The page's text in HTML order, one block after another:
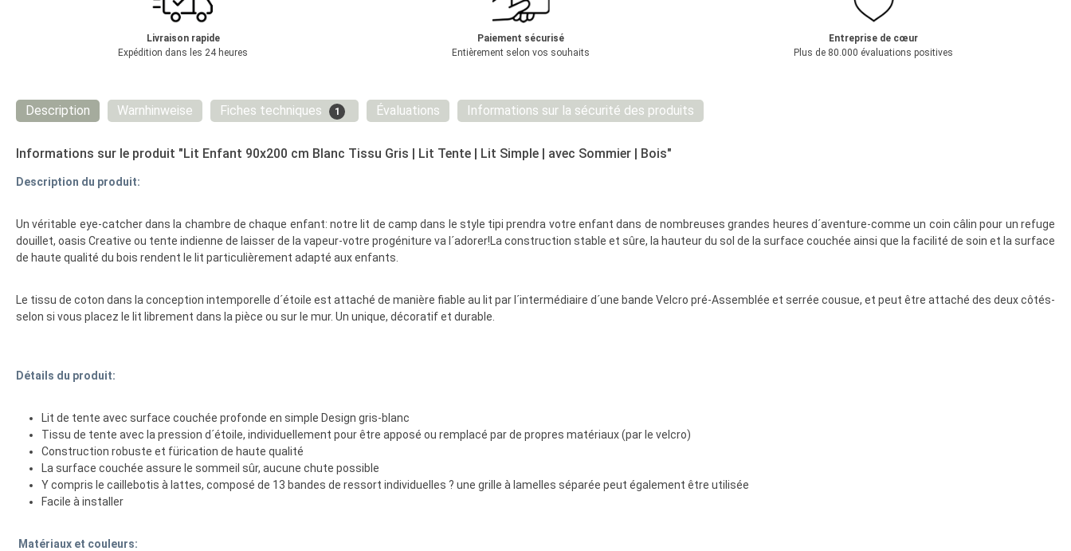
Livraison rapide
Expédition dans les 24 heures
Paiement sécurisé
Entièrement selon vos souhaits
Entreprise de cœur
Plus de 80.000 évaluations positives
Description Warnhinweise Fiches techniques 1 Évaluations Informations sur la sécurité des produits
Informations sur le produit "Lit Enfant 90x200 cm Blanc Tissu Gris | Lit Tente | Lit Simple | avec Sommier | Bois"
Description du produit:
Un véritable eye-catcher dans la chambre de chaque enfant: notre lit de camp dans le style tipi prendra votre enfant dans de nombreuses grandes heures d´aventure-comme un coin câlin pour un refuge
douillet, oasis Creative ou tente indienne de laisser de la vapeur-votre progéniture va l´adorer!La construction stable et sûre, la hauteur du sol de la surface couchée ainsi que la facilité de soin et la surface
de haute qualité du bois rendent le lit particulièrement adapté aux enfants.
Le tissu de coton dans la conception intemporelle d´étoile est attaché de manière fiable au lit par l´intermédiaire d´une bande Velcro pré-Assemblée et serrée cousue, et peut être attaché des deux côtés-
selon si vous placez le lit librement dans la pièce ou sur le mur. Un unique, décoratif et durable.
Détails du produit:
Lit de tente avec surface couchée profonde en simple Design gris-blanc
Tissu de tente avec la pression d´étoile, individuellement pour être apposé ou remplacé par de propres matériaux (par le velcro)
Construction robuste et fürication de haute qualité
La surface couchée assure le sommeil sûr, aucune chute possible
Y compris le caillebotis à lattes, composé de 13 bandes de ressort individuelles ? une grille à lamelles séparée peut également être utilisée
Facile à installer
Matériaux et couleurs: